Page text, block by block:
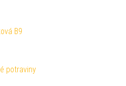
B9
potraviny